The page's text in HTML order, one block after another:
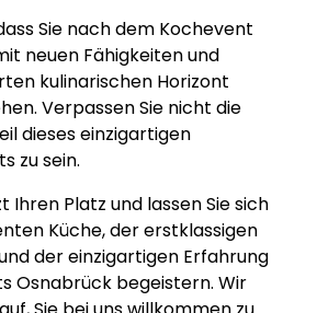
Sie nach dem Kochevent
neuen Fähigkeiten und
kulinarischen Horizont
Verpassen Sie nicht die
dieses einzigartigen
zu sein.
Ihren Platz und lassen Sie sich
Küche, der erstklassigen
der einzigartigen Erfahrung
Osnabrück begeistern. Wir